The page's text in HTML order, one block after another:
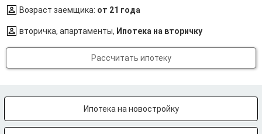
Возраст заемщика: от 21 года
вторичка, апартаменты, Ипотека на вторичку
Рассчитать ипотеку
Ипотека на новостройку